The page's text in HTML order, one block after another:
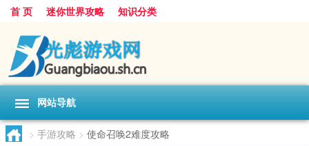
首 页 迷你世界攻略 知识分类
网站导航
> 手游攻略 > 使命召唤2难度攻略